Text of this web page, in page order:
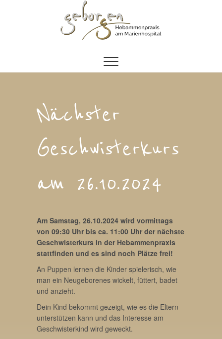
Nächster
Geschwisterkurs
am 26.10.2024
Am Samstag, 26.10.2024 wird vormittags
von 09:30 Uhr bis ca. 11:00 Uhr der nächste
Geschwisterkurs in der Hebammenpraxis
stattfinden und es sind noch Plätze frei!
An Puppen lernen die Kinder spielerisch, wie
man ein Neugeborenes wickelt, füttert, badet
und anzieht.
Dein Kind bekommt gezeigt, wie es die Eltern
unterstützen kann und das Interesse am
Geschwisterkind wird geweckt.